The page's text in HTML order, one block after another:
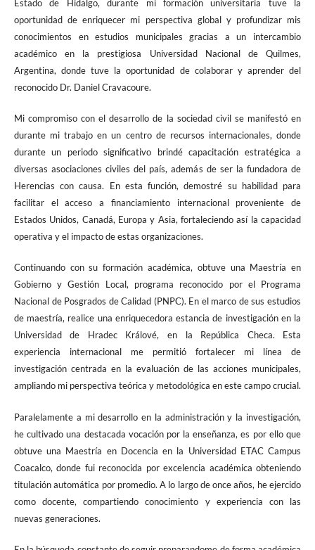
Estado de Hidalgo, durante mi formación universitaria tuve la
oportunidad de enriquecer mi perspectiva global y profundizar mis
conocimientos en estudios municipales gracias a un intercambio
académico en la prestigiosa Universidad Nacional de Quilmes,
Argentina, donde tuve la oportunidad de colaborar y aprender del
reconocido Dr. Daniel Cravacoure.
Mi compromiso con el desarrollo de la sociedad civil se manifestó en
durante mi trabajo en un centro de recursos internacionales, donde
durante un periodo significativo brindé capacitación estratégica a
diversas asociaciones civiles del país, además de ser la fundadora de
Herencias con causa. En esta función, demostré su habilidad para
facilitar el acceso a financiamiento internacional proveniente de
Estados Unidos, Canadá, Europa y Asia, fortaleciendo así la capacidad
operativa y el impacto de estas organizaciones.
Continuando con su formación académica, obtuve una Maestría en
Gobierno y Gestión Local, programa reconocido por el Programa
Nacional de Posgrados de Calidad (PNPC). En el marco de sus estudios
de maestría, realice una enriquecedora estancia de investigación en la
Universidad de Hradec Králové, en la República Checa. Esta
experiencia internacional me permitió fortalecer mi línea de
investigación centrada en la evaluación de las acciones municipales,
ampliando mi perspectiva teórica y metodológica en este campo crucial.
Paralelamente a mi desarrollo en la administración y la investigación,
he cultivado una destacada vocación por la enseñanza, es por ello que
obtuve una Maestría en Docencia en la Universidad ETAC Campus
Coacalco, donde fui reconocida por excelencia académica obteniendo
titulación automática por promedio. A lo largo de once años, he ejercido
como docente, compartiendo conocimiento y experiencia con las
nuevas generaciones.